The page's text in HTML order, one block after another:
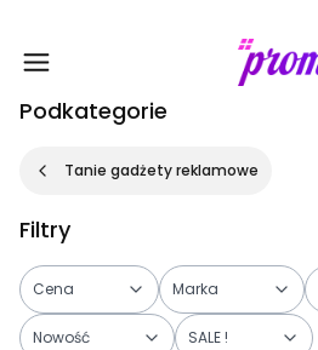
Podkategorie
Tanie gadżety reklamowe
Filtry
Cena Marka
Nowość SALE !